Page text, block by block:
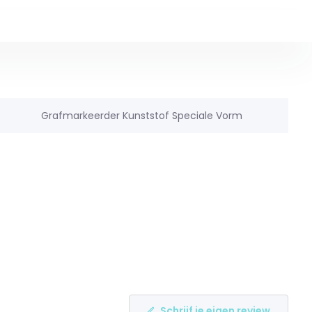
Grafmarkeerder Kunststof Speciale Vorm